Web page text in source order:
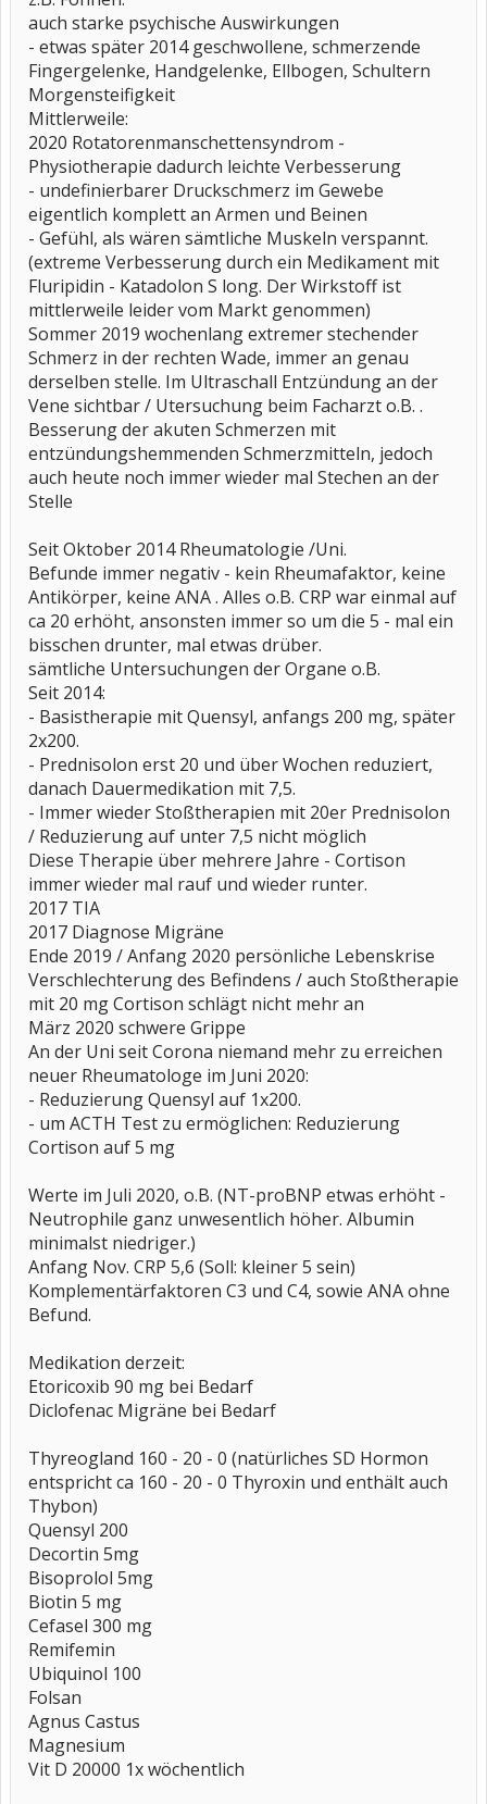
auch starke psychische Auswirkungen
- etwas später 2014 geschwollene, schmerzende
Fingergelenke, Handgelenke, Ellbogen, Schultern
Morgensteifigkeit
Mittlerweile:
2020 Rotatorenmanschettensyndrom -
Physiotherapie dadurch leichte Verbesserung
- undefinierbarer Druckschmerz im Gewebe
eigentlich komplett an Armen und Beinen
- Gefühl, als wären sämtliche Muskeln verspannt.
(extreme Verbesserung durch ein Medikament mit
Fluripidin - Katadolon S long. Der Wirkstoff ist
mittlerweile leider vom Markt genommen)
Sommer 2019 wochenlang extremer stechender
Schmerz in der rechten Wade, immer an genau
derselben stelle. Im Ultraschall Entzündung an der
Vene sichtbar / Utersuchung beim Facharzt o.B. .
Besserung der akuten Schmerzen mit
entzündungshemmenden Schmerzmitteln, jedoch
auch heute noch immer wieder mal Stechen an der
Stelle
Seit Oktober 2014 Rheumatologie /Uni.
Befunde immer negativ - kein Rheumafaktor, keine
Antikörper, keine ANA . Alles o.B. CRP war einmal auf
ca 20 erhöht, ansonsten immer so um die 5 - mal ein
bisschen drunter, mal etwas drüber.
sämtliche Untersuchungen der Organe o.B.
Seit 2014:
- Basistherapie mit Quensyl, anfangs 200 mg, später
2x200.
- Prednisolon erst 20 und über Wochen reduziert,
danach Dauermedikation mit 7,5.
- Immer wieder Stoßtherapien mit 20er Prednisolon
/ Reduzierung auf unter 7,5 nicht möglich
Diese Therapie über mehrere Jahre - Cortison
immer wieder mal rauf und wieder runter.
2017 TIA
2017 Diagnose Migräne
Ende 2019 / Anfang 2020 persönliche Lebenskrise
Verschlechterung des Befindens / auch Stoßtherapie
mit 20 mg Cortison schlägt nicht mehr an
März 2020 schwere Grippe
An der Uni seit Corona niemand mehr zu erreichen
neuer Rheumatologe im Juni 2020:
- Reduzierung Quensyl auf 1x200.
- um ACTH Test zu ermöglichen: Reduzierung
Cortison auf 5 mg
Werte im Juli 2020, o.B. (NT-proBNP etwas erhöht -
Neutrophile ganz unwesentlich höher. Albumin
minimalst niedriger.)
Anfang Nov. CRP 5,6 (Soll: kleiner 5 sein)
Komplementärfaktoren C3 und C4, sowie ANA ohne
Befund.
Medikation derzeit:
Etoricoxib 90 mg bei Bedarf
Diclofenac Migräne bei Bedarf
Thyreogland 160 - 20 - 0 (natürliches SD Hormon
entspricht ca 160 - 20 - 0 Thyroxin und enthält auch
Thybon)
Quensyl 200
Decortin 5mg
Bisoprolol 5mg
Biotin 5 mg
Cefasel 300 mg
Remifemin
Ubiquinol 100
Folsan
Agnus Castus
Magnesium
Vit D 20000 1x wöchentlich